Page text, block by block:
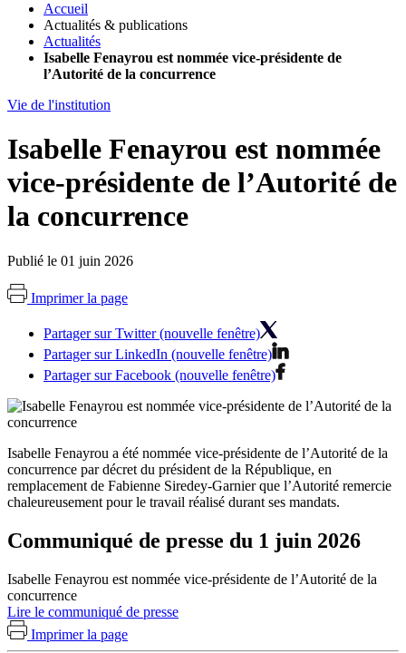
Accueil
Actualités & publications
Actualités
Isabelle Fenayrou est nommée vice-présidente de
l’Autorité de la concurrence
Vie de l'institution
Isabelle Fenayrou est nommée
vice-présidente de l’Autorité de
la concurrence
Publié le 01 juin 2026
Imprimer la page
Partager sur Twitter (nouvelle fenêtre)
Partager sur LinkedIn (nouvelle fenêtre)
Partager sur Facebook (nouvelle fenêtre)
Isabelle Fenayrou a été nommée vice-présidente de l’Autorité de la
concurrence par décret du président de la République, en
remplacement de Fabienne Siredey-Garnier que l’Autorité remercie
chaleureusement pour le travail réalisé durant ses mandats.
Communiqué de presse du 1 juin 2026
Isabelle Fenayrou est nommée vice-présidente de l’Autorité de la
concurrence
Lire le communiqué de presse
Imprimer la page